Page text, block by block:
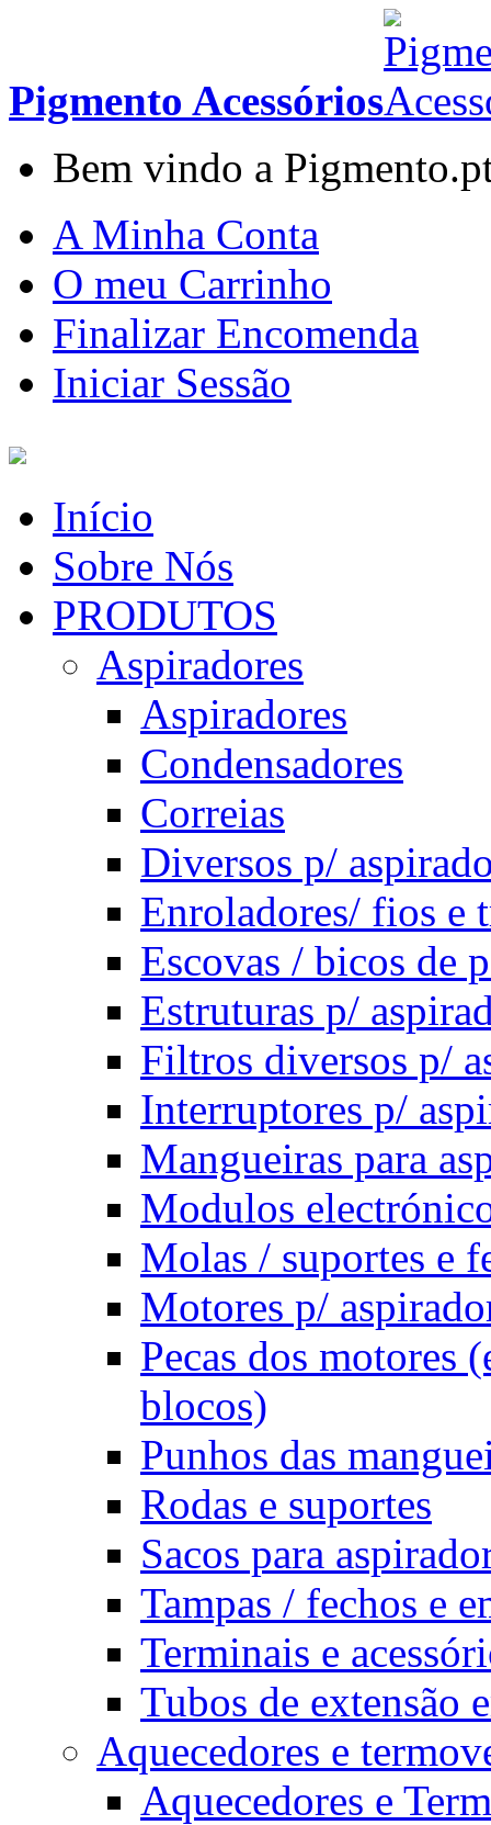
Pigmento Acessórios
Bem vindo a
A Minha Conta
O meu Carrinho
Finalizar Encomenda
Iniciar Sessão
Início
Sobre Nós
PRODUTOS
Aspiradores
Aspiradores
Condensadores
Correias
Diversos p/
Enroladores/ fios e
Escovas / bicos de
Estruturas p/
Filtros diversos p/
Interruptores p/
Mangueiras para
Modulos
Molas / suportes e
Motores p/
Pecas dos motores
blocos)
Punhos das
Rodas e suportes
Sacos para
Tampas / fechos e
Terminais e
Tubos de extensão
Aquecedores e
Aquecedores e